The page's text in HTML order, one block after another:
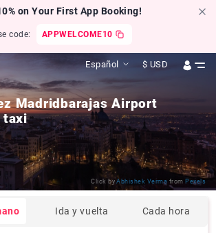
on Your First App Booking!
code: APPWELCOME10
Español $ USD
Madridbarajas Airport
taxi
Click byAbhishek Verma from Pexels
Ida y vuelta Cada hora